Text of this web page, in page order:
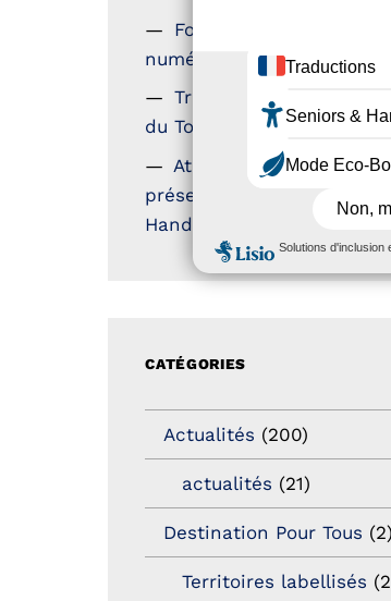
Formation
numérique
Trophées Horizons –
du Tourisme Durable
Atout France – flyer
présentation label
Handicap
CATÉGORIES
Actualités (200)
actualités (21)
Destination Pour Tous (2)
Territoires labellisés